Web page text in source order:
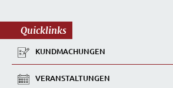
Quicklinks
KUNDMACHUNGEN
VERANSTALTUNGEN